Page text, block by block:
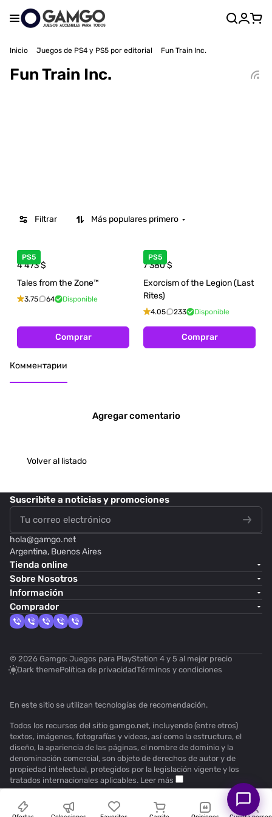
Inicio Juegos de PS4 y PS5 por editorial Fun Train Inc.
Fun Train Inc.
Filtrar Más populares primero
PS5
4 473$
Tales from the Zone™
3.75 64 Disponible
Comprar
PS5
7 380$
Exorcism of the Legion (Last
Rites)
4.05 233 Disponible
Comprar
Комментарии
Agregar comentario
Volver al listado
Suscribitea noticias y promociones
hola@gamgo.net
Argentina, Buenos Aires
Tienda online
Sobre Nosotros
Información
Comprador
© 2026 Gamgo: Juegos para PlayStation 4 y 5 al mejor precio
Dark themePolítica de privacidadTérminos y condiciones
En este sitio se utilizan tecnologías de recomendación.
Todos los recursos del sitio gamgo.net, incluyendo (entre otros)
textos, imágenes, fotografías y videos, así como la estructura, el
diseño, la apariencia de las páginas, el nombre de dominio y la
denominación comercial, son objeto de derechos de autor y de
propiedad intelectual, protegidos por la legislación vigente y los
tratados internacionales aplicables. Leer más